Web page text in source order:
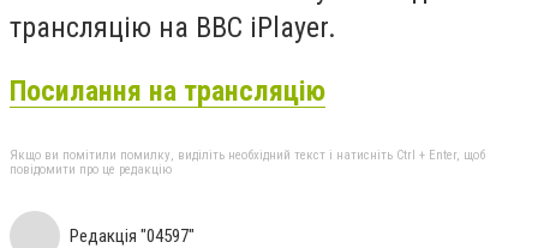
трансляцію на BBC iPlayer.
Посилання на трансляцію
Якщо ви помітили помилку, виділіть необхідний текст і натисніть Ctrl + Enter, щоб
повідомити про це редакцію
Редакція "04597"